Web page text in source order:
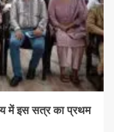
में इस सत्र का प्रथम